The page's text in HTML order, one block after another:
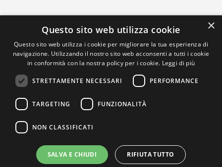
×
Questo sito web utilizza cookie
Questo sito web utilizza i cookie per migliorare la tua esperienza di
navigazione. Utilizzando il nostro sito web acconsenti a tutti i cookie
in conformità con la nostra policy per i cookie. Leggi di più
STRETTAMENTE NECESSARI PERFORMANCE
TARGETING FUNZIONALITÀ
NON CLASSIFICATI
SALVA E CHIUDI RIFIUTA TUTTO